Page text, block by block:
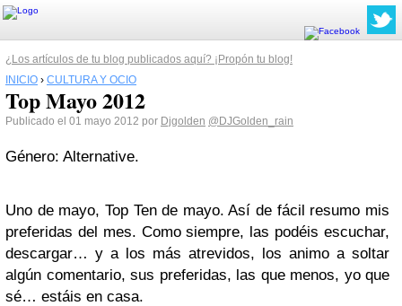
¿Los artículos de tu blog publicados aquí? ¡Propón tu blog!
INICIO › CULTURA Y OCIO
Top Mayo 2012
Publicado el 01 mayo 2012 por Djgolden @DJGolden_rain
Género: Alternative.
Uno de mayo, Top Ten de mayo. Así de fácil resumo mis
preferidas del mes. Como siempre, las podéis escuchar,
descargar… y a los más atrevidos, los animo a soltar
algún comentario, sus preferidas, las que menos, yo que
sé… estáis en casa.